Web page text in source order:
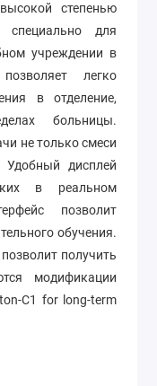
степенью
специально для
учреждении в
легко
в отделение,
больницы.
не только смеси
Удобный дисплей
в реальном
позволит
обучения.
получить
модификации
C1 for long-term